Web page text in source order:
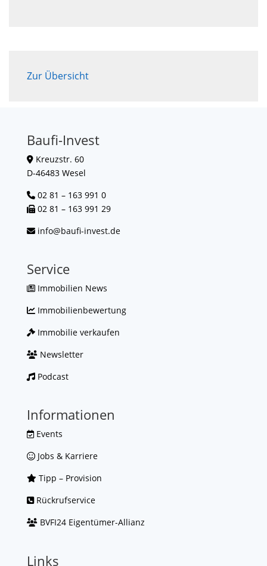
Zur Übersicht
Baufi-Invest
Kreuzstr. 60
D-46483 Wesel
02 81 – 163 991 0
02 81 – 163 991 29
info@baufi-invest.de
Service
Immobilien News
Immobilienbewertung
Immobilie verkaufen
Newsletter
Podcast
Informationen
Events
Jobs & Karriere
Tipp – Provision
Rückrufservice
BVFI24 Eigentümer-Allianz
Links